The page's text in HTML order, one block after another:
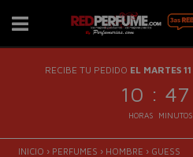
RECIBE TU PEDIDO EL MARTES 11
10 : 47
HORAS MINUTOS
INICIO › PERFUMES › HOMBRE › GUESS